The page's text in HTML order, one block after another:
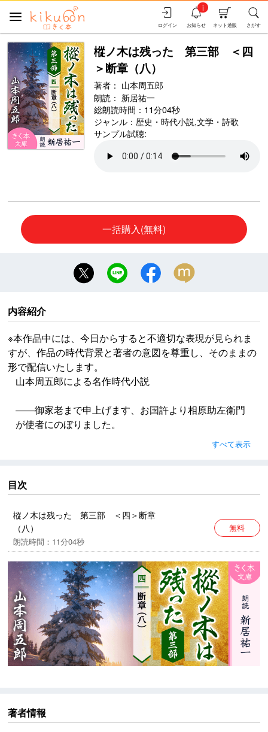
さがす
ネット通販
お知らせ
i
ログイン
樅ノ木は残った 第三部 ＜四
＞断章（八）
著者： 山本周五郎
朗読： 新居祐一
総朗読時間：11分04秒
ジャンル： 歴史・時代小説,文学・詩歌
サンプル試聴:
一括購入(無料)
内容紹介
※本作品中には、今日からすると不適切な表現が見られま
すが、作品の時代背景と著者の意図を尊重し、そのままの
形で配信いたします。
山本周五郎による名作時代小説
――御家老まで申上げます、お国許より相原助左衛門
が使者にのぼりました。
ますが、作品の時代背景と著者の意図を尊重し、その
ままの形で配信いたします。
すべて表示
目次
樅ノ木は残った 第三部 ＜四＞断章
（八）
朗読時間：11分04秒
無料
著者情報